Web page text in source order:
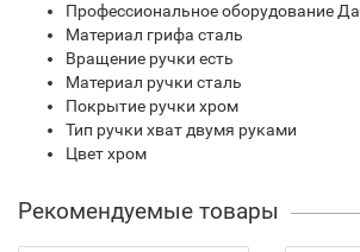
Профессиональное оборудование Да
Материал грифа сталь
Вращение ручки есть
Материал ручки сталь
Покрытие ручки хром
Тип ручки хват двумя руками
Цвет хром
Рекомендуемые товары